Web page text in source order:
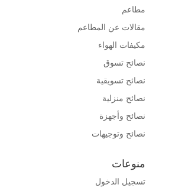
مطاعم
مقالات عن المطاعم
مكيفات الهواء
نصائح تسوق
نصائح تسويقية
نصائح منزلية
نصائح وأجهزة
نصائح وتوجيهات
منوعات
تسجيل الدخول